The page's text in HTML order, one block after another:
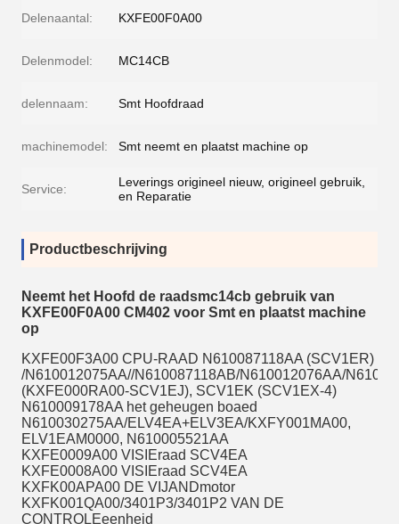
Delenaantal: KXFE00F0A00
Delenmodel: MC14CB
delennaam: Smt Hoofdraad
machinemodel: Smt neemt en plaatst machine op
Service:
Leverings origineel nieuw, origineel gebruik,
en Reparatie
Productbeschrijving
Neemt het Hoofd de raadsmc14cb gebruik van
KXFE00F0A00 CM402 voor Smt en plaatst machine
op
KXFE00F3A00 CPU-RAAD N610087118AA (SCV1ER)
/N610012075AA//N610087118AB/N610012076AA/
(KXFE000RA00-SCV1EJ), SCV1EK (SCV1EX-4)
N610009178AA het geheugen boaed
N610030275AA/ELV4EA+ELV3EA/KXFY001MA00,
ELV1EAM0000, N610005521AA
KXFE0009A00 VISIEraad SCV4EA
KXFE0008A00 VISIEraad SCV4EA
KXFK00APA00 DE VIJANDmotor
KXFK001QA00/3401P3/3401P2 VAN DE
CONTROLEeenheid